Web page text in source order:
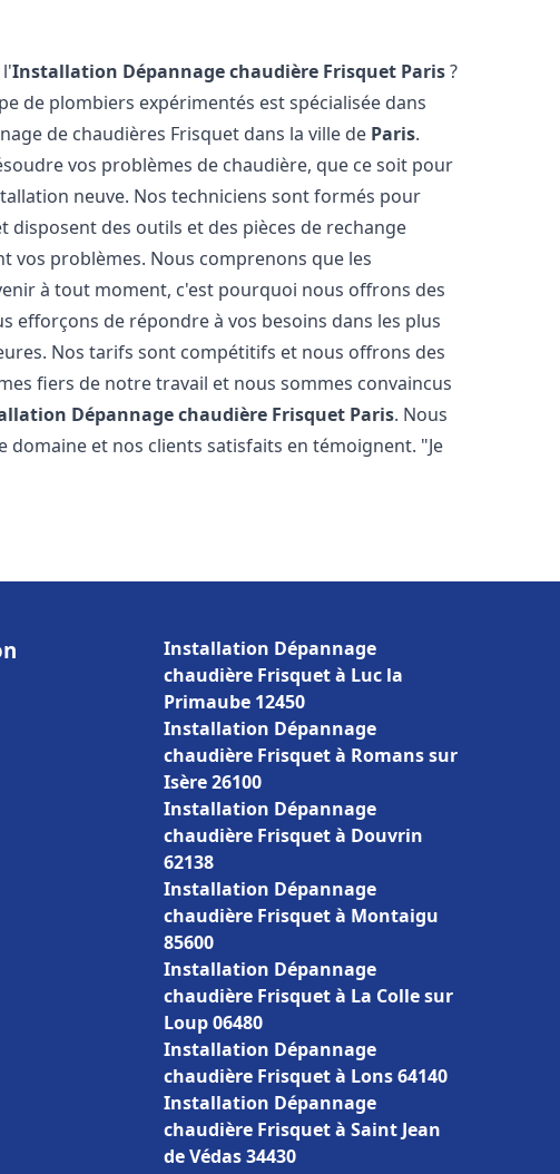
l'Installation Dépannage chaudière Frisquet Paris?
de plombiers expérimentés est spécialisée dans
de chaudières Frisquet dans la ville de Paris.
vos problèmes de chaudière, que ce soit pour
neuve. Nos techniciens sont formés pour
disposent des outils et des pièces de rechange
vos problèmes. Nous comprenons que les
à tout moment, c'est pourquoi nous offrons des
efforçons de répondre à vos besoins dans les plus
Nos tarifs sont compétitifs et nous offrons des
fiers de notre travail et nous sommes convaincus
Dépannage chaudière Frisquet Paris. Nous
domaine et nos clients satisfaits en témoignent. "Je
Installation Dépannage
chaudière Frisquet à Luc la
Primaube 12450
Installation Dépannage
chaudière Frisquet à Romans sur
Isère 26100
Installation Dépannage
chaudière Frisquet à Douvrin
62138
Installation Dépannage
chaudière Frisquet à Montaigu
85600
Installation Dépannage
chaudière Frisquet à La Colle sur
Loup 06480
Installation Dépannage
chaudière Frisquet à Lons 64140
Installation Dépannage
chaudière Frisquet à Saint Jean
de Védas 34430